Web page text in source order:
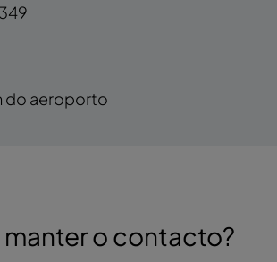
do aeroporto
manter o contacto?